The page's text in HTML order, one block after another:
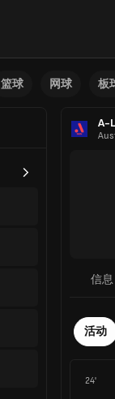
篮球 网球 板
A-
信息
活动
24'